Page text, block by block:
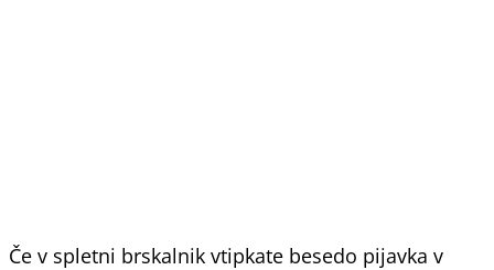
Če v spletni brskalnik vtipkate besedo pijavka v